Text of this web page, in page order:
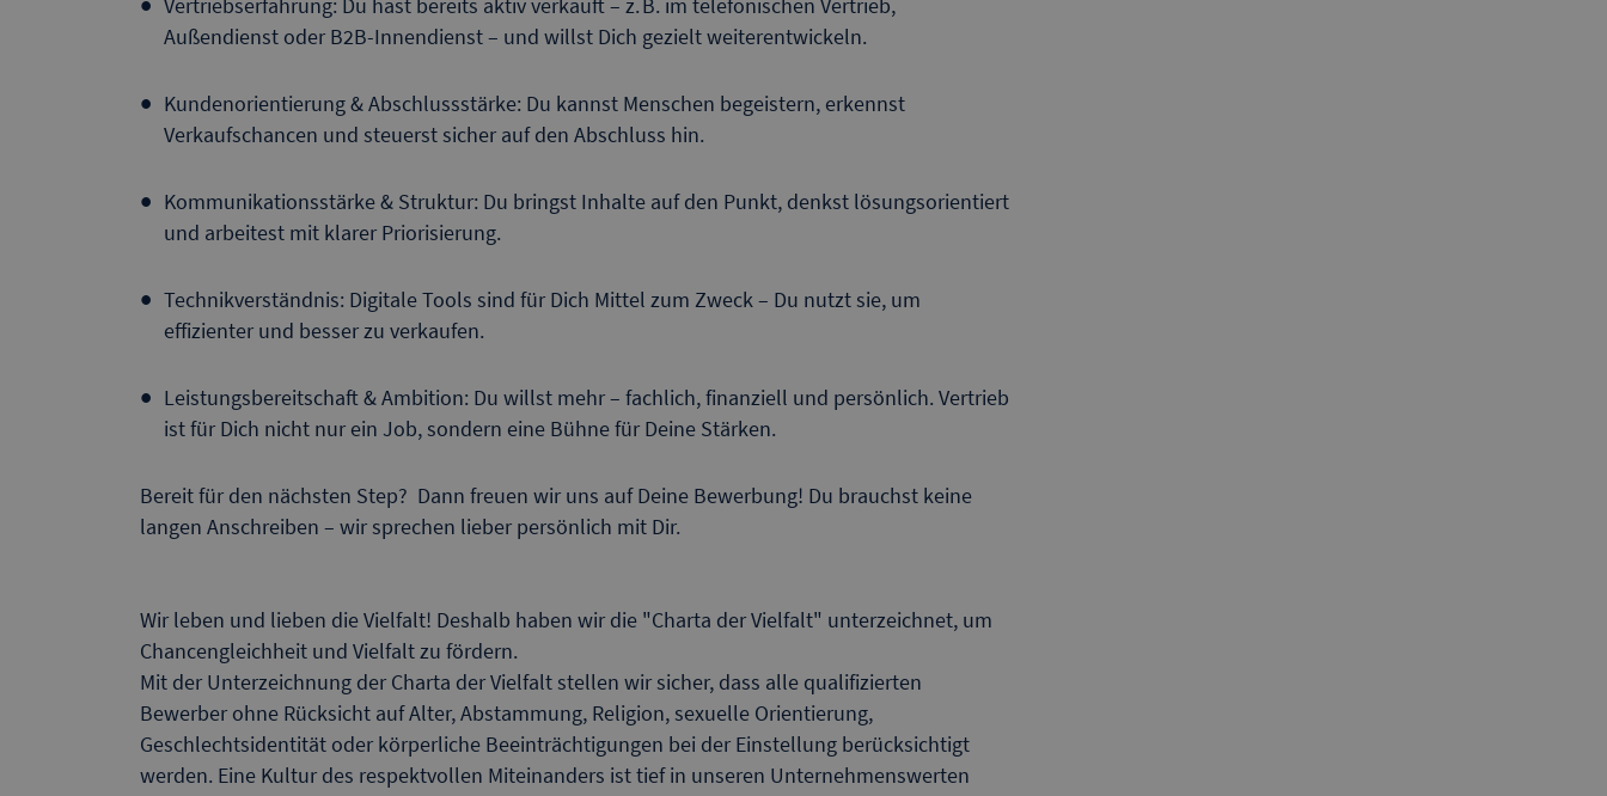
Vertriebserfahrung: Du hast bereits aktiv verkauft – z. B. im telefonischen Vertrieb,
Außendienst oder B2B-Innendienst – und willst Dich gezielt weiterentwickeln.
Kundenorientierung & Abschlussstärke: Du kannst Menschen begeistern, erkennst
Verkaufschancen und steuerst sicher auf den Abschluss hin.
Kommunikationsstärke & Struktur: Du bringst Inhalte auf den Punkt, denkst lösungsorientiert
und arbeitest mit klarer Priorisierung.
Technikverständnis: Digitale Tools sind für Dich Mittel zum Zweck – Du nutzt sie, um
effizienter und besser zu verkaufen.
Leistungsbereitschaft & Ambition: Du willst mehr – fachlich, finanziell und persönlich. Vertrieb
ist für Dich nicht nur ein Job, sondern eine Bühne für Deine Stärken.
Bereit für den nächsten Step? Dann freuen wir uns auf Deine Bewerbung! Du brauchst keine
langen Anschreiben – wir sprechen lieber persönlich mit Dir.
Wir leben und lieben die Vielfalt! Deshalb haben wir die "Charta der Vielfalt" unterzeichnet, um
Chancengleichheit und Vielfalt zu fördern.
Mit der Unterzeichnung der Charta der Vielfalt stellen wir sicher, dass alle qualifizierten
Bewerber ohne Rücksicht auf Alter, Abstammung, Religion, sexuelle Orientierung,
Geschlechtsidentität oder körperliche Beeinträchtigungen bei der Einstellung berücksichtigt
werden. Eine Kultur des respektvollen Miteinanders ist tief in unseren Unternehmenswerten